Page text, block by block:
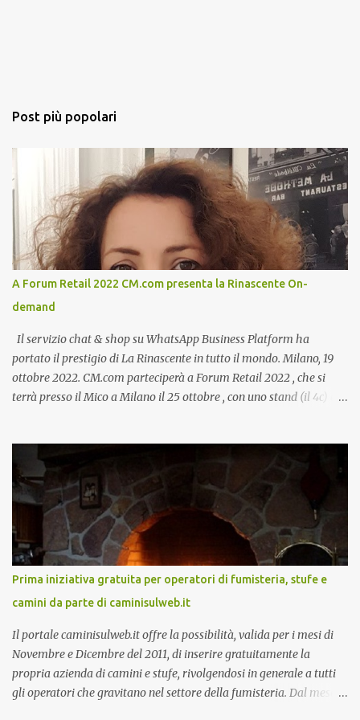
Post più popolari
A Forum Retail 2022 CM.com presenta la Rinascente On-
demand
Il servizio chat & shop su WhatsApp Business Platform ha
portato il prestigio di La Rinascente in tutto il mondo. Milano, 19
ottobre 2022. CM.com parteciperà a Forum Retail 2022 , che si
terrà presso il Mico a Milano il 25 ottobre , con uno stand (il 4c) e
tramite WhatsApp Business ”. Il primo appuntamento è per le ore
14:30 con Cristina Parigi, Country Manager di CM.com Italia, che
terrà una presentazione dal titolo:” Il presente e futuro del
Customer care omnicanale: come incontrare le aspettative dei
clienti ”. I punti che verranno affrontati sono il Customer care, lo
stato dell’arte e i punti di miglioramento, quali i molteplici canali di
comunicazione e quali utilizzare in ottica di miglioramento, le
previsioni da oggi al 2030 su come rispondere alle aspettative del
c...
Prima iniziativa gratuita per operatori di fumisteria, stufe e
camini da parte di caminisulweb.it
Il portale caminisulweb.it offre la possibilità, valida per i mesi di
Novembre e Dicembre del 2011, di inserire gratuitamente la
propria azienda di camini e stufe, rivolgendosi in generale a tutti
gli operatori che gravitano nel settore della fumisteria. Dal mese di